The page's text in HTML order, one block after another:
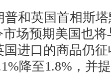
和英国首相斯塔
市场预期美国也
进口的商品仍
降至1.8%，并